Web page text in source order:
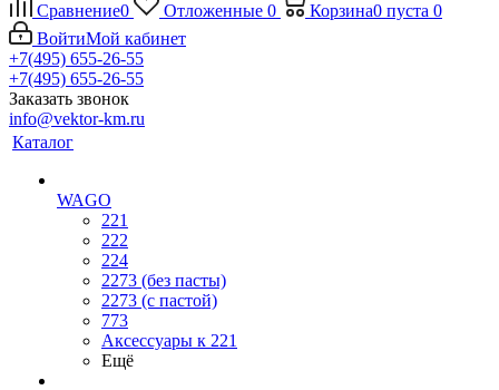
Сравнение0 Отложенные 0 Корзина0 пуста 0
ВойтиМой кабинет
+7(495) 655-26-55
+7(495) 655-26-55
Заказать звонок
info@vektor-km.ru
Каталог
WAGO
221
222
224
2273 (без пасты)
2273 (с пастой)
773
Аксессуары к 221
Ещё